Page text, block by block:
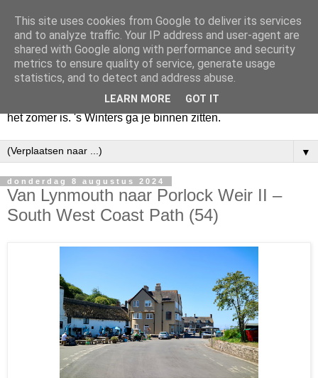
Huize Zeezicht
Als het lente is, lees ik een krant op een terras en drink een
latte uit een glas. Of om het even een boek met een
cappuccino of een dubbele espresso. Maar dat kan ook als
het zomer is. 's Winters ga je binnen zitten.
▼
donderdag 8 augustus 2024
Van Lynmouth naar Porlock Weir II –
South West Coast Path (54)
This site uses cookies from Google to deliver its services
and to analyze traffic. Your IP address and user-agent are
shared with Google along with performance and security
metrics to ensure quality of service, generate usage
statistics, and to detect and address abuse.
LEARN MORE GOT IT